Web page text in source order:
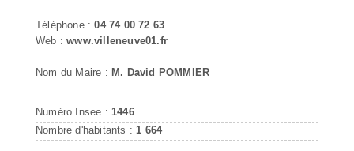
Téléphone :04 74 00 72 63
Web :www.villeneuve01.fr
Nom du Maire : M. David POMMIER
Numéro Insee : 1446
Nombre d'habitants : 1 664